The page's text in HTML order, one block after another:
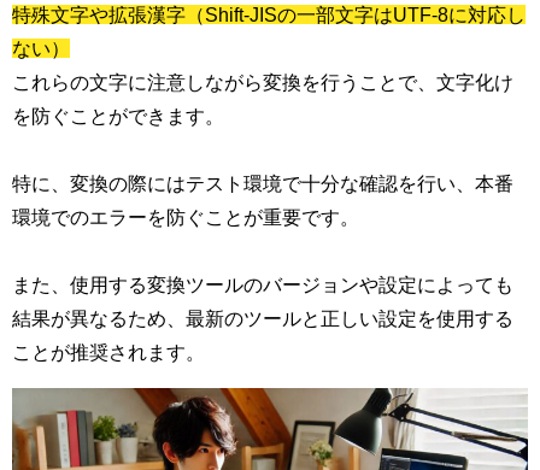
特殊文字や拡張漢字（Shift-JISの一部文字はUTF-8に対応し
ない）
これらの文字に注意しながら変換を行うことで、文字化け
を防ぐことができます。
特に、変換の際にはテスト環境で十分な確認を行い、本番
環境でのエラーを防ぐことが重要です。
また、使用する変換ツールのバージョンや設定によっても
結果が異なるため、最新のツールと正しい設定を使用する
ことが推奨されます。